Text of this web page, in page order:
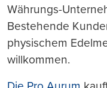
Währungs-
Bestehende
physischem
willkommen.